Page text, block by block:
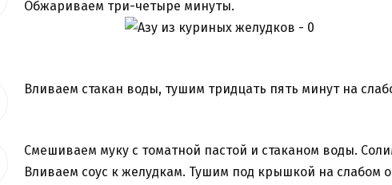
Обжариваем три-четыре минуты.
Вливаем стакан воды, тушим тридцать пять минут на
Смешиваем муку с томатной пастой и стаканом воды.
Вливаем соус к желудкам. Тушим под крышкой на слабом